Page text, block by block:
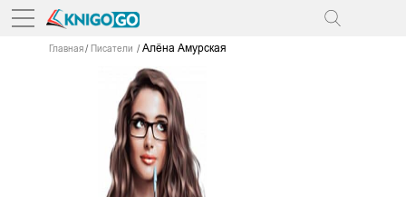
Главная Писатели Алёна Амурская